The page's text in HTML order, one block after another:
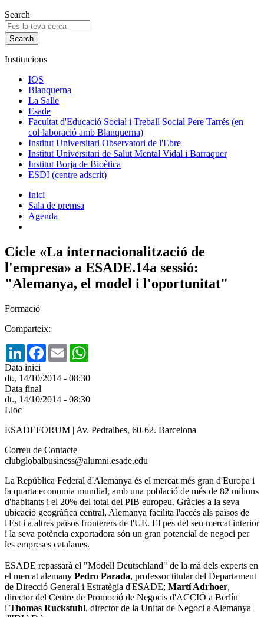
Search
Institucions
IQS
Blanquerna
La Salle
Esade
Facultat d'Educació Social i Treball Social Pere Tarrés (en
col·laboració amb Blanquerna)
Institut Universitari Observatori de l'Ebre
Institut Universitari de Salut Mental Vidal i Barraquer
Institut Borja de Bioètica
ESDI (centre adscrit)
Inici
Sala de premsa
Agenda
Cicle «La internacionalització de
l'empresa» a ESADE.14a sessió:
"Alemanya, el model i l'oportunitat"
Formació
Comparteix:
LinkedInFacebook
Email
Data inici
dt., 14/10/2014 - 08:30
Data final
dt., 14/10/2014 - 08:30
Lloc
ESADEFORUM | Av. Pedralbes, 60-62. Barcelona
Correu de Contacte
clubglobalbusiness@alumni.esade.edu
La República Federal d'Alemanya és el mercat més gran d'Europa i
la quarta economia mundial, amb una població de més de 82 milions
d'habitants i el 20% del total del PIB europeu. Gràcies a la seva
ubicació geogràfica central, Alemanya facilita l'accés als països de
l'Est i a altres països fronterers de l'UE. El pes del seu mercat interior
i la seva potència exportadora són un gran potencial de negoci per
les empreses catalanes.
ESADE repassarà el "Modell Deutschland" de la mà dels experts en
el mercat alemany Pedro Parada, professor titular del Departament
de Direcció General i Estratègia d'ESADE; Martí Adrhoer,
director del Centre de Promoció de Negocis d'ACCIÓ a Berlín
i Thomas Ruckstuhl, director de la Unitat de Negoci a Alemanya